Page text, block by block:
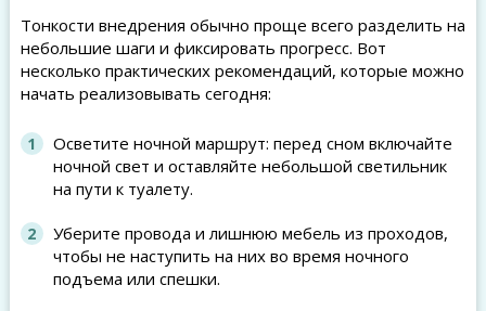
Тонкости внедрения обычно проще всего разделить на
небольшие шаги и фиксировать прогресс. Вот
несколько практических рекомендаций, которые можно
начать реализовывать сегодня:
Осветите ночной маршрут: перед сном включайте
ночной свет и оставляйте небольшой светильник
на пути к туалету.
Уберите провода и лишнюю мебель из проходов,
чтобы не наступить на них во время ночного
подъема или спешки.